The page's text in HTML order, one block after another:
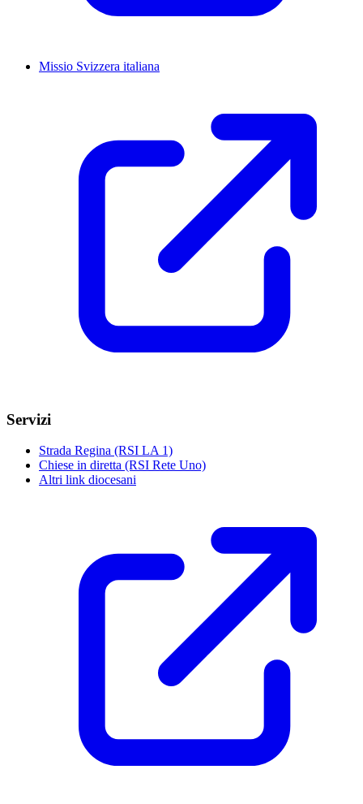
Missio Svizzera italiana
Servizi
Strada Regina (RSI LA 1)
Chiese in diretta (RSI Rete Uno)
Altri link diocesani